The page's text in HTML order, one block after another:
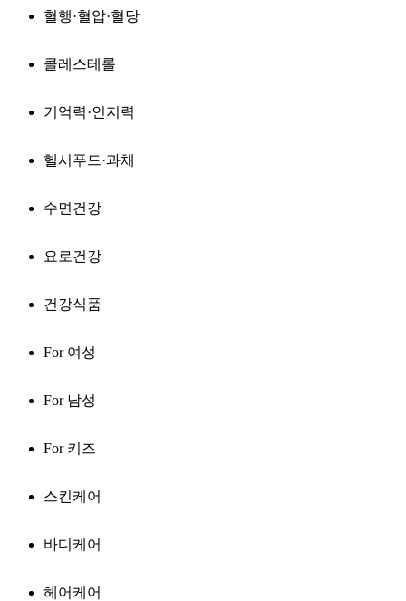
혈행·혈압·혈당
콜레스테롤
기억력·인지력
헬시푸드·과채
수면건강
요로건강
건강식품
For 여성
For 남성
For 키즈
스킨케어
바디케어
헤어케어